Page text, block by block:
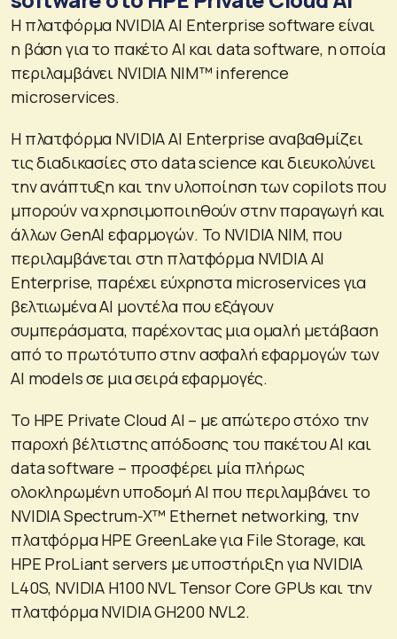
Η πλατφόρμα NVIDIA AI Enterprise software είναι
η βάση για το πακέτο AI και data software, η οποία
περιλαμβάνει NVIDIA NIM™ inference
microservices.
Η πλατφόρμα NVIDIA AI Enterprise αναβαθμίζει
τις διαδικασίες στο data science και διευκολύνει
την ανάπτυξη και την υλοποίηση των copilots που
μπορούν να χρησιμοποιηθούν στην παραγωγή και
άλλων GenAI εφαρμογών. Το NVIDIA NIM, που
περιλαμβάνεται στη πλατφόρμα NVIDIA AI
Enterprise, παρέχει εύχρηστα microservices για
βελτιωμένα AI μοντέλα που εξάγουν
συμπεράσματα, παρέχοντας μια ομαλή μετάβαση
από το πρωτότυπο στην ασφαλή εφαρμογών των
AI models σε μια σειρά εφαρμογές.
Το HPE Private Cloud AI – με απώτερο στόχο την
παροχή βέλτιστης απόδοσης του πακέτου AI και
data software – προσφέρει μία πλήρως
ολοκληρωμένη υποδομή AI που περιλαμβάνει το
NVIDIA Spectrum-X™ Ethernet networking, την
πλατφόρμα HPE GreenLake για File Storage, και
HPE ProLiant servers με υποστήριξη για NVIDIA
L40S, NVIDIA H100 NVL Tensor Core GPUs και την
πλατφόρμα NVIDIA GH200 NVL2.